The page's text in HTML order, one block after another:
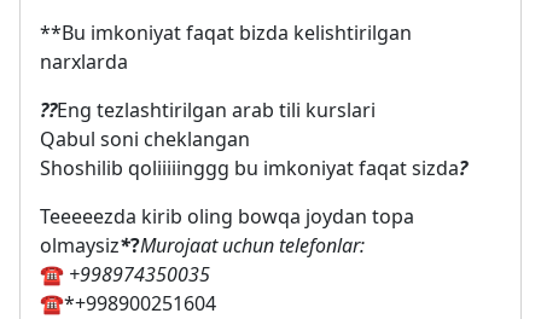
**Bu imkoniyat faqat bizda kelishtirilgan
narxlarda
?‍?Eng tezlashtirilgan arab tili kurslari
Qabul soni cheklangan
Shoshilib qoliiiiinggg bu imkoniyat faqat sizda?
Teeeeezda kirib oling bowqa joydan topa
olmaysiz*?Murojaat uchun telefonlar:
☎️ +998974350035
☎️*+998900251604